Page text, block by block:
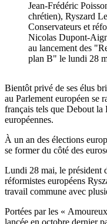
Jean-Frédéric
chrétien), Ryszard
Conservateurs et
Nicolas Dupont-
au lancement des
plan B" le lundi 28
Bientôt privé de ses élus
au Parlement européen se
français tels que Debout la
européennes.
À un an des élections
se former du côté des
Lundi 28 mai, le président
réformistes européens
travail commune avec
Portées par les «